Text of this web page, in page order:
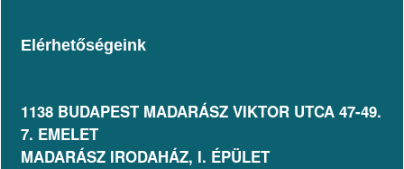
Elérhetőségeink
1138 BUDAPEST MADARÁSZ VIKTOR UTCA 47-49.
7. EMELET​
MADARÁSZ IRODAHÁZ, I. ÉPÜLET